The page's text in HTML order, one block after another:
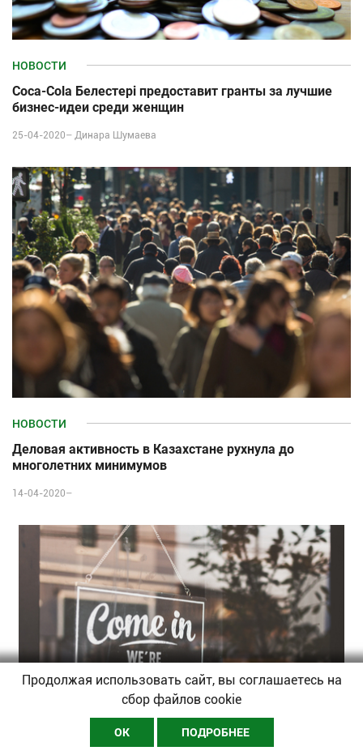
НОВОСТИ
Coca-Cola Белестері предоставит гранты за лучшие
бизнес-идеи среди женщин
25-04-2020– Динара Шумаева
НОВОСТИ
Деловая активность в Казахстане рухнула до
многолетних минимумов
14-04-2020–
Продолжая использовать сайт, вы соглашаетесь на
сбор файлов cookie
ОК ПОДРОБНЕЕ